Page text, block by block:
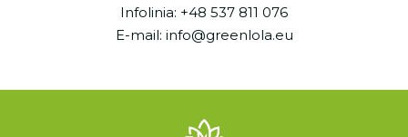
Infolinia: +48 537 811 076
E-mail: info@greenlola.eu